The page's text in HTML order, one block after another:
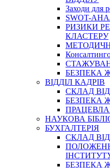
Заходи для
SWOT-
РИЗИКИ
КЛАСТЕРУ
БЕЗПЕКА
ВІДДІЛ КАДРІВ
СКЛАД
БЕЗПЕКА
НАУКОВА
БУХГАЛТЕРІЯ
СКЛАД
БЕЗПЕКА